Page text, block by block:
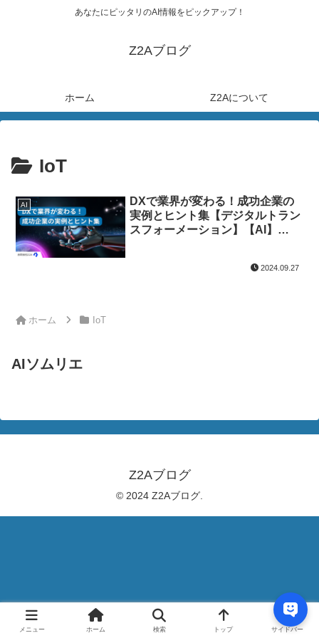
あなたにピッタリのAI情報をピックアップ！
Z2Aブログ
ホーム Z2Aについて
IoT
AI
DXで業界が変わる！成功企業の
実例とヒント集【デジタルトラン
スフォーメーション】【AI】
2024.09.27
ホーム IoT
AIソムリエ
Z2Aブログ
© 2024 Z2Aブログ.
メニュー ホーム 検索 トップ サイドバー